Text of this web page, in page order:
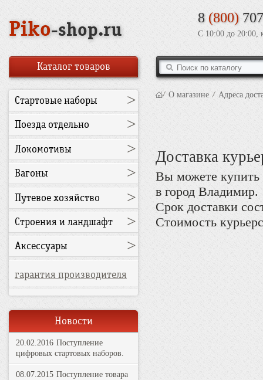
Piko-shop.ru
8 (800)
С 10:00 до 20:00,
Каталог товаров
Стартовые наборы >
Поезда отдельно >
Локомотивы >
Вагоны >
Путевое хозяйство >
Строения и ландшафт >
Аксессуары >
гарантия производителя
Новости
20.02.2016 Поступление
цифровых стартовых наборов.
08.07.2015 Поступление товара
/ О магазине / Адреса
Доставка
Вы можете купить
в город Владимир.
Срок доставки
Стоимость